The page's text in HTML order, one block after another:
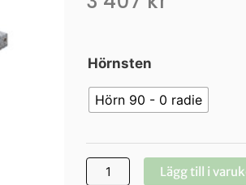
Hörnsten
Hörn 90 - 0 radie
Modena
mängd
Lägg till i